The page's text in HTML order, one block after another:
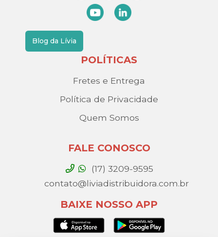
Blog da Lívia
POLÍTICAS
Fretes e Entrega
Política de Privacidade
Quem Somos
FALE CONOSCO
(17) 3209-9595
contato@liviadistribuidora.com.br
BAIXE NOSSO APP